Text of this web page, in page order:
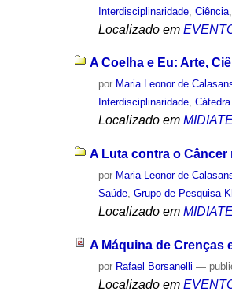
Interdisciplinaridade ,Ciência
Localizado em
A Coelha e Eu: Arte,
por Maria Leonor de
Interdisciplinaridade,
Localizado em
A Luta contra o Câncer
por Maria Leonor de
Saúde,Grupo de Pesquisa
Localizado em
A Máquina de Crenças
por Rafael Borsanelli —
Localizado em